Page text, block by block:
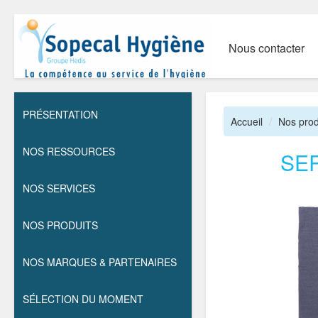
Nous contacter
PRÉSENTATION
NOS RESSOURCES
NOS SERVICES
NOS PRODUITS
NOS MARQUES & PARTENAIRES
SÉLECTION DU MOMENT
Accueil Nos